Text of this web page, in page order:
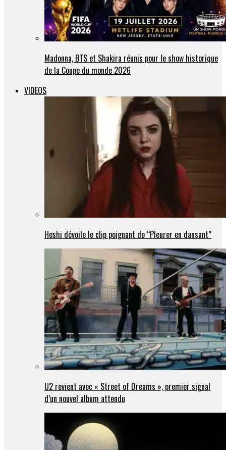
Madonna, BTS et Shakira réunis pour le show historique
de la Coupe du monde 2026
VIDEOS
Hoshi dévoile le clip poignant de “Pleurer en dansant”
U2 revient avec « Street of Dreams », premier signal
d’un nouvel album attendu